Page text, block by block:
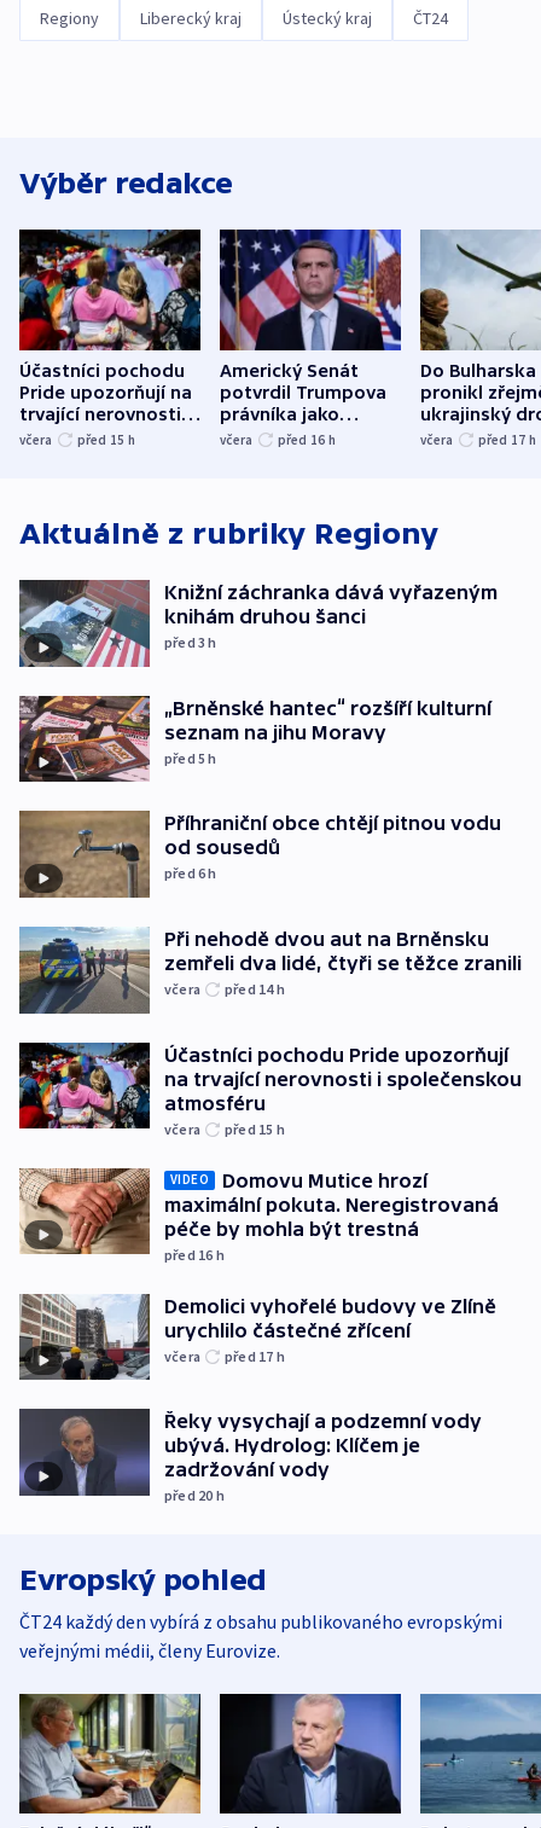
Regiony Liberecký kraj Ústecký kraj ČT24
Výběr redakce
Účastníci pochodu
Pride upozorňují na
trvající nerovnosti i
společenskou
včera před 15 h
Americký Senát
potvrdil Trumpova
právníka jako
ministra
včera před 16 h
Do Bulharska
pronikl
ukrajinský
explodoval
včera před 17 h
Aktuálně z rubriky Regiony
Knižní záchranka dává vyřazeným
knihám druhou šanci
před 3h
„Brněnské hantec“ rozšíří kulturní
seznam na jihu Moravy
před 5h
Příhraniční obce chtějí pitnou vodu
od sousedů
před 6h
Při nehodě dvou aut na Brněnsku
zemřeli dva lidé, čtyři se těžce zranili
včera před 14h
Účastníci pochodu Pride upozorňují
na trvající nerovnosti i společenskou
atmosféru
včera před 15 h
VIDEO
Domovu Mutice hrozí
maximální pokuta. Neregistrovaná
péče by mohla být trestná
před 16 h
Demolici vyhořelé budovy ve Zlíně
urychlilo částečné zřícení
včera před 17 h
Řeky vysychají a podzemní vody
ubývá. Hydrolog: Klíčem je
zadržování vody
před 20 h
Evropský pohled
ČT24 každý den vybírá z obsahu publikovaného evropskými
veřejnými médii, členy Eurovize.